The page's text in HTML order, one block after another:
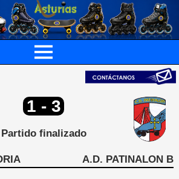
1 - 3
Partido finalizado
A.D. PATINALON B